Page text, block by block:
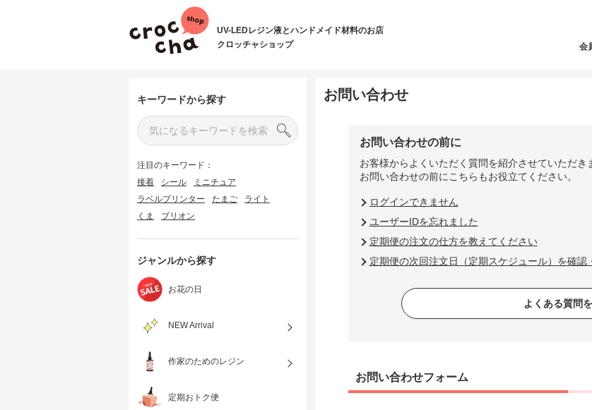
UV-LEDレジン液とハンドメイド材料のお店
クロッチャショップ
会
キーワードから探す
注目のキーワード：
接着
シール
ミニチュア
ラベルプリンター
たまご
ライト
くま
ブリオン
ジャンルから探す
お花の日
NEW Arrival
作家のためのレジン
定期おトク便
お問い合わせ
お問い合わせの前に
お客様からよくいただく質問を紹介させていただき
お問い合わせの前にこちらもお役立てください。
ログインできません
ユーザーIDを忘れました
定期便の注文の仕方を教えてください
定期便の次回注文日（定期スケジュール）を確認
よくある質問
お問い合わせフォーム